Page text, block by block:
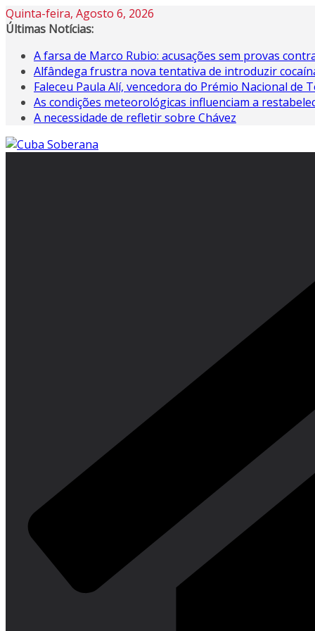
Quinta-feira, Agosto 6, 2026
Últimas Notícias:
A farsa de Marco Rubio: acusações sem provas
Alfândega frustra nova tentativa de introduzir
Faleceu Paula Alí, vencedora do Prémio Nacional de
As condições meteorológicas influenciam a
A necessidade de refletir sobre Chávez